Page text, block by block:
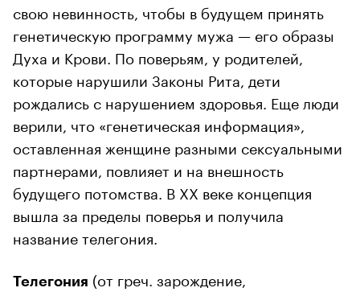
свою невинность, чтобы в будущем принять
генетическую программу мужа — его образы
Духа и Крови. По поверьям, у родителей,
которые нарушили Законы Рита, дети
рождались с нарушением здоровья. Еще люди
верили, что «генетическая информация»,
оставленная женщине разными сексуальными
партнерами, повлияет и на внешность
будущего потомства. В XX веке концепция
вышла за пределы поверья и получила
название телегония.
Телегония (от греч. зарождение,